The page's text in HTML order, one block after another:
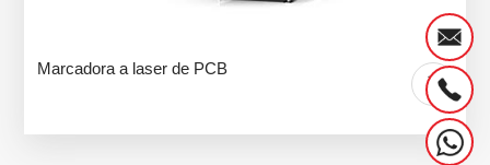
Marcadora a laser de PCB